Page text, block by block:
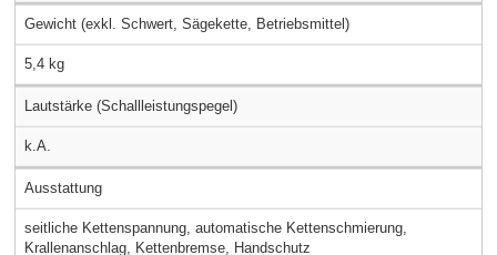
Gewicht (exkl. Schwert, Sägekette, Betriebsmittel)
5,4 kg
Lautstärke (Schallleistungspegel)
k.A.
Ausstattung
seitliche Kettenspannung, automatische Kettenschmierung,
Krallenanschlag, Kettenbremse, Handschutz